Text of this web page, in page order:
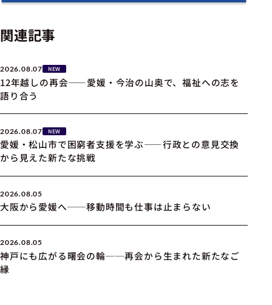
関連記事
2026.08.07 NEW
12年越しの再会――愛媛・今治の山奥で、福祉への志を
語り合う
2026.08.07 NEW
愛媛・松山市で困窮者支援を学ぶ――行政との意見交換
から見えた新たな挑戦
2026.08.05
大阪から愛媛へ──移動時間も仕事は止まらない
2026.08.05
神戸にも広がる曙会の輪──再会から生まれた新たなご
縁